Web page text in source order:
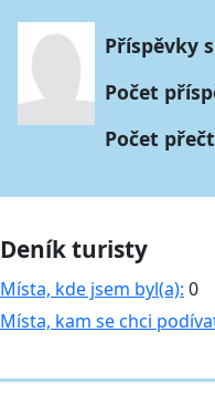
Příspěvky
Počet
Počet
Deník turisty
Místa, kde jsem byl(a): 0
Místa, kam se chci